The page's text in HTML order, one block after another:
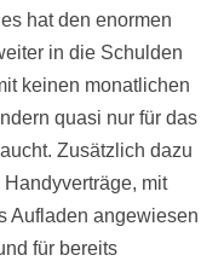
hat den enormen
in die Schulden
keinen monatlichen
quasi nur für das
Zusätzlich dazu
Handyverträge, mit
Aufladen angewiesen
für bereits